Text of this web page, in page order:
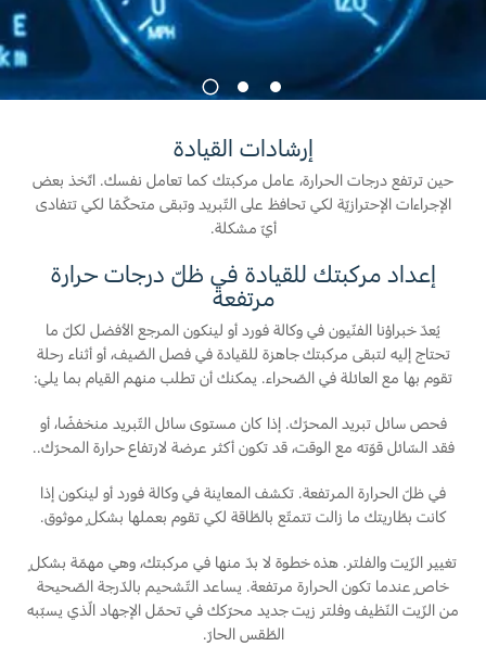
البحرين
العراق
الكويت
سلطنة
عمان
قطر
‫المملكة
العربية
الامارات
طلب سعر
البحث عن الوكيل
إضافات
خطة الخدمات الممتدة
الخدمات السريعة
المساعدة على الطريق
خطة الخدمات الممتدة
القسائم والخصومات الخاصة بالصيانة
كويك لاين
الإطارات
خدمات فورد
خدمة المحرك
خدمة الفرامل
تغيير زيت
تغيير الفلاتر
الضمان والتأمين
Ford Protect لمحة عامة عن
باقة الصيانة الفائقة
1 2 3
إرشادات القيادة
حين ترتفع درجات الحرارة، عامل مركبتك كما تعامل نفسك. اتّخذ بعض
الإجراءات الإحترازيّة لكي تحافظ على التّبريد وتبقى متحكّمًا لكي تتفادى
أيّ مشكلة.
إعداد مركبتك للقيادة في ظلّ درجات حرارة
مرتفعة
يُعدّ خبراؤنا الفنّيون في وكالة فورد أو لينكون المرجع الأفضل لكلّ ما
تحتاج إليه لتبقى مركبتك جاهزة للقيادة في فصل الصّيف، أو أثناء رحلة
تقوم بها مع العائلة في الصّحراء. يمكنك أن تطلب منهم القيام بما يلي:
فحص سائل تبريد المحرّك. إذا كان مستوى سائل التّبريد منخفضًا، أو
فقد السّائل قوّته مع الوقت، قد تكون أكثر عرضة لارتفاع حرارة المحرّك..
في ظلّ الحرارة المرتفعة. تكشف المعاينة في وكالة فورد أو لينكون إذا
كانت بطّاريتك ما زالت تتمتّع بالطّاقة لكي تقوم بعملها بشكلٍ موثوق.
تغيير الزّيت والفلتر. هذه خطوة لا بدّ منها في مركبتك، وهي مهمّة بشكلٍ
خاصٍ عندما تكون الحرارة مرتفعة. يساعد التّشحيم بالدّرجة الصّحيحة
من الزّيت النّظيف وفلتر زيت جديد محرّكك في تحمّل الإجهاد الّذي يسبّبه
الطّقس الحارّ.